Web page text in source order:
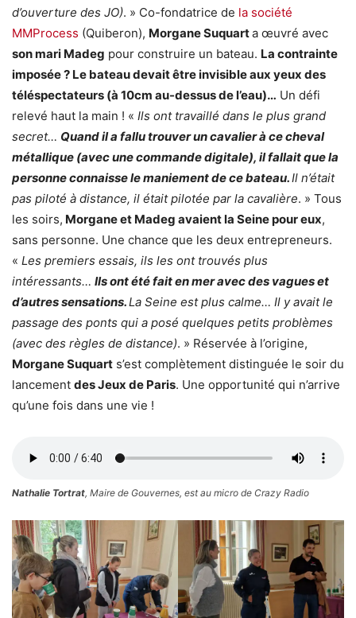
d’ouverture des JO). » Co-fondatrice de la société
MMProcess (Quiberon), Morgane Suquarta œuvré avec
son mari Madeg pour construire un bateau. La contrainte
imposée ? Le bateau devait être invisible aux yeux des
téléspectateurs (à 10cm au-dessus de l’eau)… Un défi
relevé haut la main ! « Ils ont travaillé dans le plus grand
secret… Quand il a fallu trouver un cavalier à ce cheval
métallique (avec une commande digitale), il fallait que la
personne connaisse le maniement de ce bateau.Il n’était
pas piloté à distance, il était pilotée par la cavalière. » Tous
les soirs, Morgane et Madeg avaient la Seine pour eux,
sans personne. Une chance que les deux entrepreneurs.
« Les premiers essais, ils les ont trouvés plus
intéressants… Ils ont été fait en mer avec des vagues et
d’autres sensations.La Seine est plus calme… Il y avait le
passage des ponts qui a posé quelques petits problèmes
(avec des règles de distance). » Réservée à l’origine,
Morgane Suquart s’est complètement distinguée le soir du
lancement des Jeux de Paris. Une opportunité qui n’arrive
qu’une fois dans une vie !
Nathalie Tortrat, Maire de Gouvernes, est au micro de Crazy Radio